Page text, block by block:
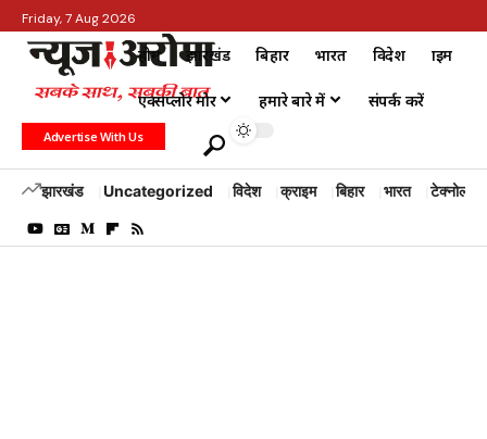
Friday, 7 Aug 2026
होम झारखंड बिहार भारत विदेश क्राइम
एक्सप्लोर मोर हमारे बारे में संपर्क करें
Advertise With Us
झारखंड Uncategorized विदेश क्राइम बिहार भारत टेक्नोलॉजी